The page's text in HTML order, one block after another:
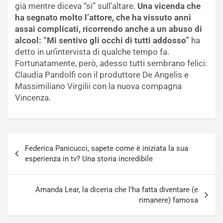
già mentre diceva “sì” sull’altare. Una vicenda che
ha segnato molto l’attore, che ha vissuto anni
assai complicati, ricorrendo anche a un abuso di
alcool: “Mi sentivo gli occhi di tutti addosso” ha
detto in un’intervista di qualche tempo fa.
Fortunatamente, però, adesso tutti sembrano felici:
Claudia Pandolfi con il produttore De Angelis e
Massimiliano Virgilii con la nuova compagna
Vincenza.
articoli
Federica Panicucci, sapete come è iniziata la sua
esperienza in tv? Una storia incredibile
Amanda Lear, la diceria che l’ha fatta diventare (e
rimanere) famosa